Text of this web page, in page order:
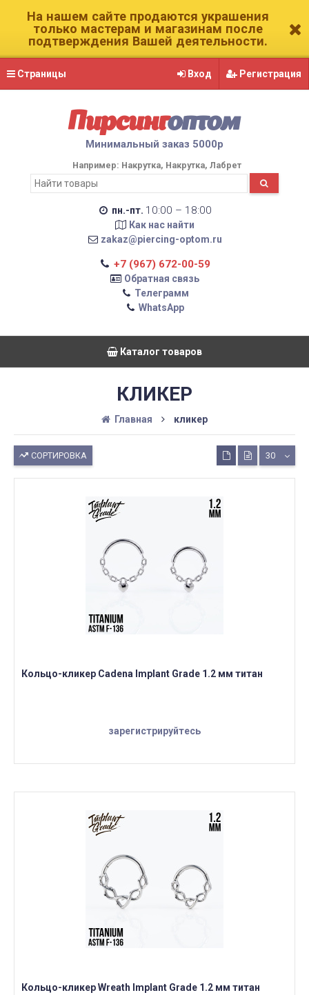
На нашем сайте продаются украшения
только мастерам и магазинам после
подтверждения Вашей деятельности.
Страницы Вход Регистрация
Пирсингоптом
Минимальный заказ 5000р
Например: Накрутка Накрутка Лабрет
пн.-пт. 10:00 – 18:00
Как нас найти
zakaz@piercing-optom.ru
+7 (967) 672-00-59
Обратная связь
Телеграмм
WhatsApp
Каталог товаров
КЛИКЕР
Главная кликер
СОРТИРОВКА 30
Кольцо-кликер Cadena Implant Grade 1.2 мм титан
зарегистрируйтесь
Кольцо-кликер Wreath Implant Grade 1.2 мм титан